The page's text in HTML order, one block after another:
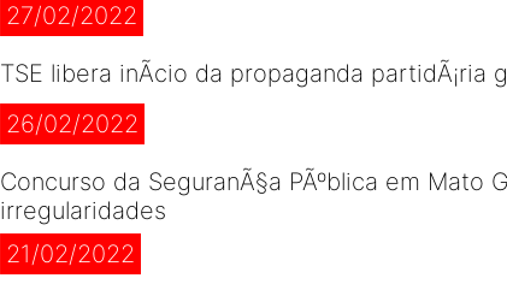
27/02/2022
TSE libera inÃ­cio da propaganda
26/02/2022
Concurso da SeguranÃ§a PÃºblica em
irregularidades
21/02/2022